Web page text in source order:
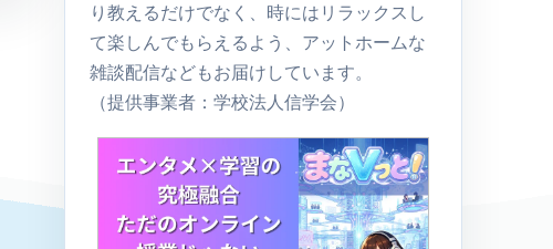
り教えるだけでなく、時にはリラックスし
て楽しんでもらえるよう、アットホームな
雑談配信などもお届けしています。
（提供事業者：学校法人信学会）